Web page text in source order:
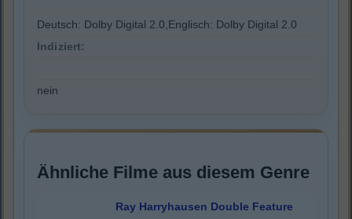
Deutsch: Dolby Digital 2.0,Englisch: Dolby Digital 2.0
Indiziert:
nein
Ähnliche Filme aus diesem Genre
Ray Harryhausen Double Feature